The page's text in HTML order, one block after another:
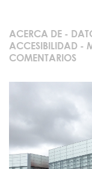
ACERCA DE -
ACCESIBILIDAD -
COMENTARIOS